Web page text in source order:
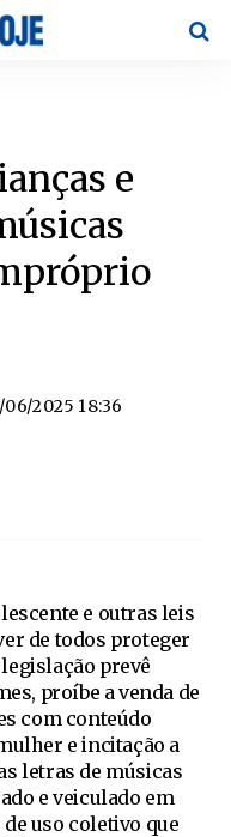
e
06/2025 18:36
e outras leis
de todos proteger
prevê
proíbe a venda de
com conteúdo
e incitação a
letras de músicas
e veiculado em
uso coletivo que